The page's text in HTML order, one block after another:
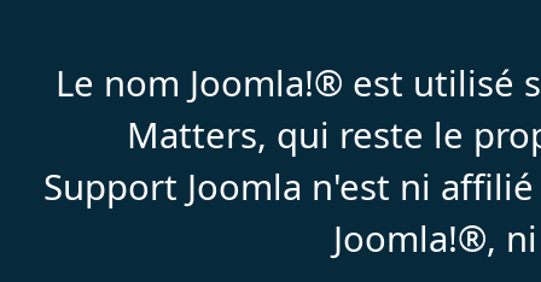
Le nom Joomla!® est
Matters, qui reste le
Support Joomla n'est ni
Joomla!®,